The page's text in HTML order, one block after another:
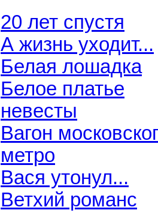
20 лет спустя
А жизнь уходит...
Белая лошадка
Белое платье
невесты
Вагон
метро
Вася утонул...
Ветхий романс